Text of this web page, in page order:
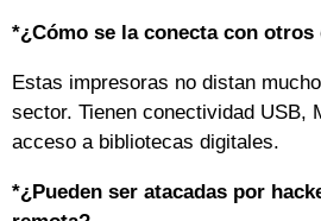
*¿Cómo se la conecta con
Estas impresoras no distan
sector. Tienen conectividad USB,
acceso a bibliotecas digitales.
*¿Pueden ser atacadas por